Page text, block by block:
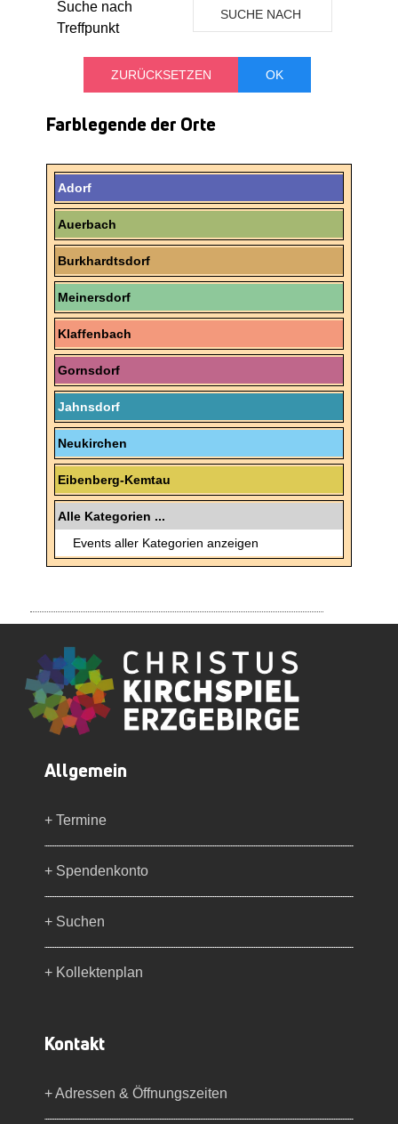
Suche nach
Treffpunkt
SUCHE NACH
Farblegende der Orte
Adorf
Auerbach
Burkhardtsdorf
Meinersdorf
Klaffenbach
Gornsdorf
Jahnsdorf
Neukirchen
Eibenberg-Kemtau
Alle Kategorien ...
Events aller Kategorien anzeigen
Allgemein
+ Termine
+ Spendenkonto
+ Suchen
+ Kollektenplan
Kontakt
+ Adressen & Öffnungszeiten